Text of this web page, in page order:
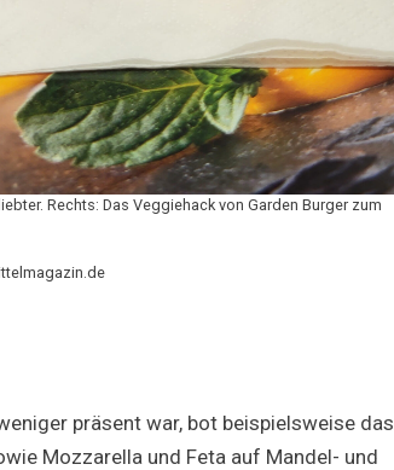
Rechts: Das Veggiehack von Garden Burger zum
präsent war, bot beispielsweise das
Mozzarella und Feta auf Mandel- und